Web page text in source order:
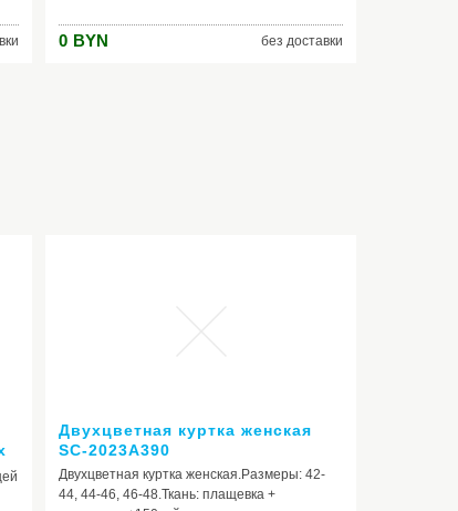
0 BYN без доставки
Двухцветная куртка женская
SC-2023A390
Двухцветная куртка женская.Размеры: 42-
44, 44-46, 46-48.Ткань: плащевка +